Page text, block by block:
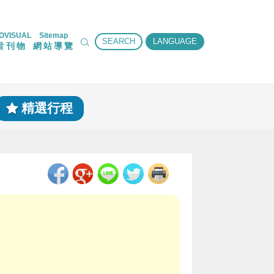
刊物
Sitemap
網站導覽 SEARCH LANGUAGE
精選行程